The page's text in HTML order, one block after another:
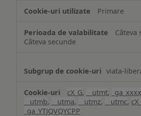
Primare
Câteva
Câteva secunde
viata-
cX_G, __utmt,
__utmb, __utma, __utmz, __utmc,
_ga_YTJQVQYCPP